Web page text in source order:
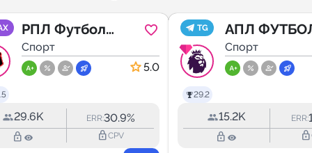
РПЛ Футбол
России
Спорт
5.0
29.6K ERR:30.9%
lock_outline lock_outlineCPV
TG
29.2
АПЛ
Спорт
15.2K ERR:
lock_outline lock_outline